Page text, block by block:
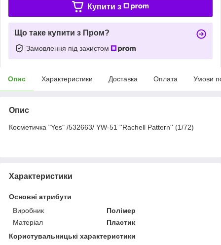
Купити з
Що таке купити з Пром?
Замовлення під захистом
Опис Характеристики Доставка Оплата Умови
Опис
Косметичка "Yes" /532663/ YW-51 ''Rachell Pattern'' (1/72)
Характеристики
Основні атрибути
Виробник
Полімер
Матеріал
Пластик
Користувальницькі характеристики